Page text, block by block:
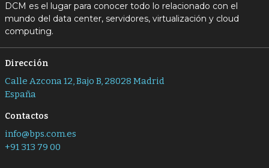
DCM es el lugar para conocer todo lo relacionado con el
mundo del data center, servidores, virtualización y cloud
computing.
Dirección
Calle Azcona 12, Bajo B, 28028 Madrid
España
Contactos
info@bps.com.es
+91 313 79 00